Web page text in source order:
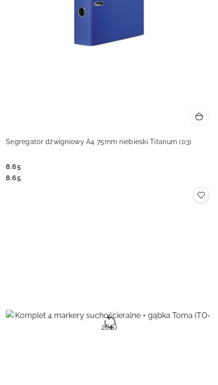
Segregator dźwigniowy A4 75mm niebieski Titanum (03)
Cena:
8.65
Cena:
8.65